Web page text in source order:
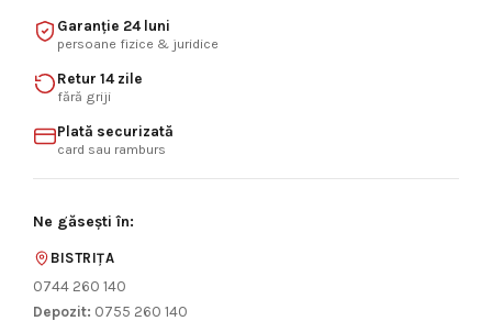
Garanție 24 luni
persoane fizice & juridice
Retur 14 zile
fără griji
Plată securizată
card sau ramburs
Ne găsești în:
BISTRIȚA
0744 260 140
Depozit: 0755 260 140